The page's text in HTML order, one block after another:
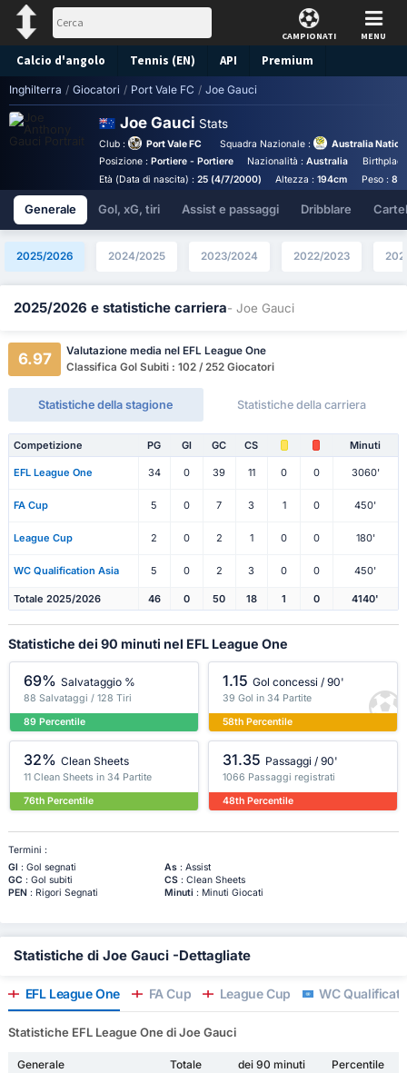
CAMPIONATI MENU
Calcio d'angolo Tennis (EN) API Premium
Pronostico
Inghilterra / Giocatori / Port Vale FC / Joe Gauci
Joe Gauci Stats
Club : Port Vale FC Squadra Nazionale :
Australia
Posizione : Portiere - Portiere Nazionalità :Australia
Età (Data di nascita) : 25 (4/7/2000) Altezza :194cm Peso :
Generale Gol, xG, tiri Assist e passaggi Dribblare
2025/2026 2024/2025 2023/2024 2022/2023
2025/2026 e statistiche carriera- Joe Gauci
6.97
Valutazione media nel EFL League One
Classifica Gol Subiti : 102 / 252 Giocatori
Statistiche della stagione Statistiche della carriera
Competizione PG Gl GC CS Minuti
EFL League One 34 0 39 11 0 0 3060'
FA Cup 5 0 7 3 1 0 450'
League Cup 2 0 2 1 0 0 180'
WC Qualification Asia 5 0 2 3 0 0 450'
Totale 2025/2026 46 0 50 18 1 0 4140'
Statistiche dei 90 minuti nel EFL League One
69% Salvataggio %
88 Salvataggi / 128 Tiri
89 Percentile
1.15 Gol concessi / 90'
39 Gol in 34 Partite
58th Percentile
32% Clean Sheets
11 Clean Sheets in 34 Partite
76th Percentile
31.35 Passaggi / 90'
1066 Passaggi registrati
48th Percentile
Termini :
Gl : Gol segnati As: Assist
GC : Gol subiti CS: Clean Sheets
PEN: Rigori Segnati Minuti : Minuti Giocati
Statistiche di Joe Gauci -Dettagliate
EFL League One FA Cup League Cup WC
Statistiche EFL League One di Joe Gauci
Generale Totale dei 90 minuti
Percentile